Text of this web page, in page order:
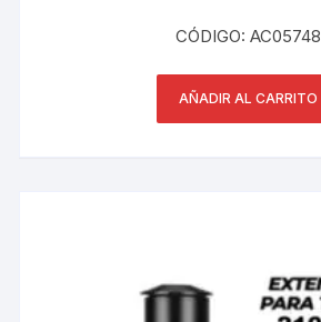
CÓDIGO: AC05748
AÑADIR AL CARRITO